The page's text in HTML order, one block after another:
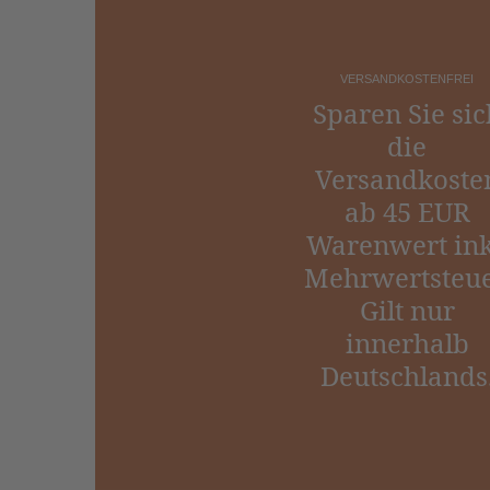
VERSANDKOSTENFREI
Sparen Sie
die
ab 45 EUR
Warenwert
Gilt nur
innerhalb